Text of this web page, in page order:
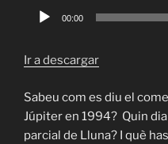
Audio
00:00
Ir a descargar
Sabeu com es diu el
Júpiter en 1994? Quin
parcial de Lluna? I què